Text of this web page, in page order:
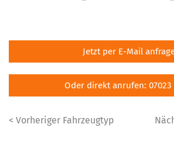
Jetzt per E-Mail
Oder direkt anrufen: 07023
< Vorheriger Fahrzeugtyp